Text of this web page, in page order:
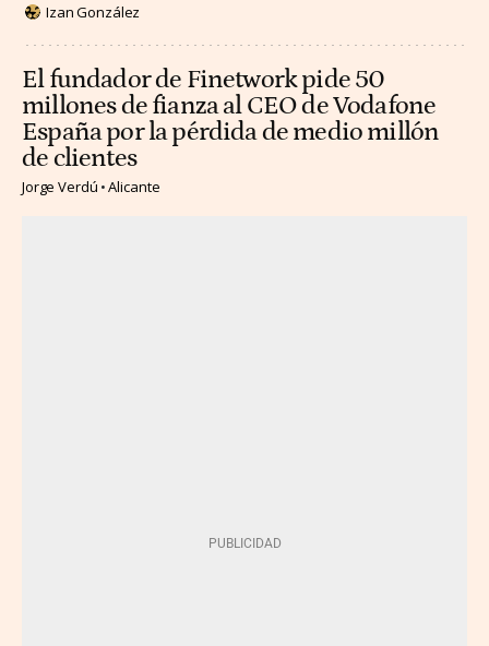
Izan González
El fundador de Finetwork pide 50
millones de fianza al CEO de Vodafone
España por la pérdida de medio millón
de clientes
Jorge Verdú Alicante